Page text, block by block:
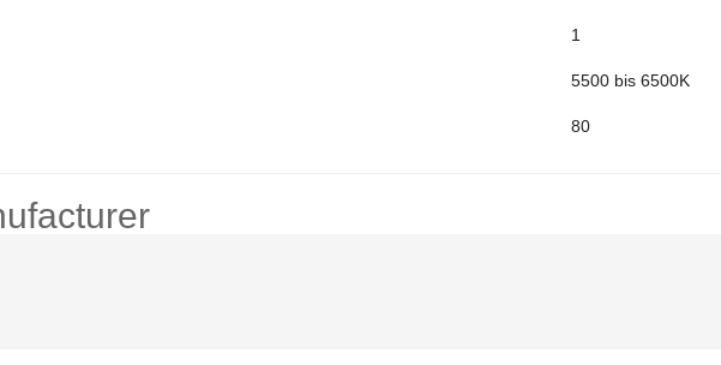
1
5500 bis 6500K
80